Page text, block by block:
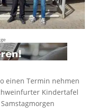
einen Termin nehmen
Kindertafel